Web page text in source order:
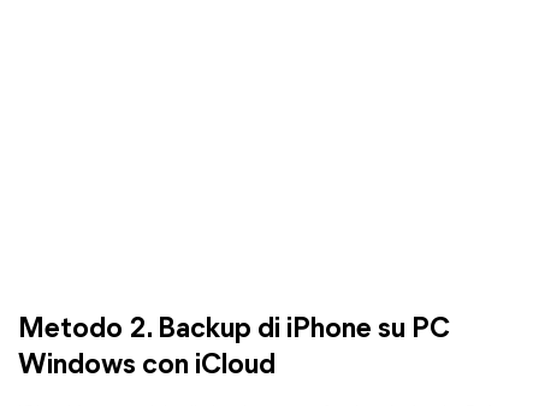
Metodo 2. Backup di iPhone su PC
Windows con iCloud